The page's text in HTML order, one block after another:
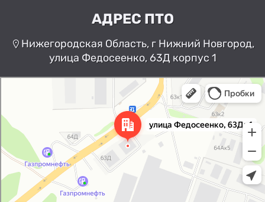
АДРЕС ПТО
Нижегородская Область, г Нижний Новгород,
улица Федосеенко, 63Д корпус 1
Нижний Новгород
Улица Федосеенко, 63Дк1 —
Яндекс Карты